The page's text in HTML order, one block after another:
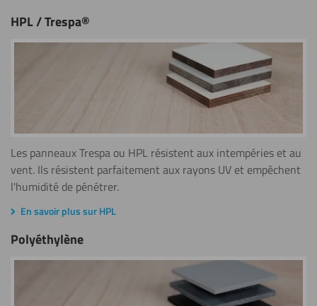
HPL / Trespa®
Les panneaux Trespa ou HPL résistent aux intempéries et au
vent. Ils résistent parfaitement aux rayons UV et empêchent
l'humidité de pénétrer.
En savoir plus sur HPL
Polyéthylène